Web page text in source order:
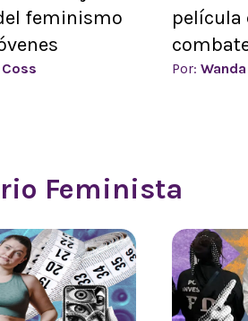
feminismo
película
Por:
Feminista